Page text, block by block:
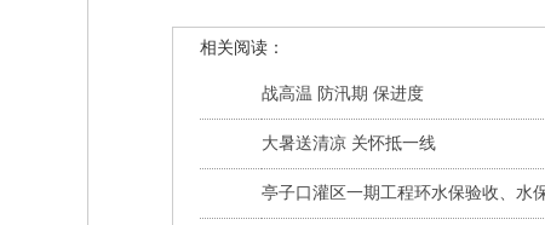
相关阅读：
战高温 防汛期 保进度
大暑送清凉 关怀抵一线
亭子口灌区一期工程环水保验收、水